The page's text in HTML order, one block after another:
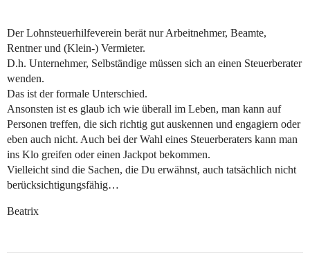
Der Lohnsteuerhilfeverein berät nur Arbeitnehmer, Beamte,
Rentner und (Klein-) Vermieter.
D.h. Unternehmer, Selbständige müssen sich an einen Steuerberater
wenden.
Das ist der formale Unterschied.
Ansonsten ist es glaub ich wie überall im Leben, man kann auf
Personen treffen, die sich richtig gut auskennen und engagiern oder
eben auch nicht. Auch bei der Wahl eines Steuerberaters kann man
ins Klo greifen oder einen Jackpot bekommen.
Vielleicht sind die Sachen, die Du erwähnst, auch tatsächlich nicht
berücksichtigungsfähig…
Beatrix